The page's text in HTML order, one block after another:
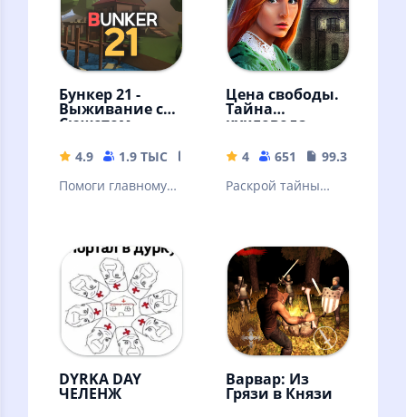
Бункер 21 -
Выживание с
Сюжетом
4.9 1.9 ТЫС
211.44 MB
Помоги главному
пройди с ним все
квесты!
Цена свободы.
Тайна
кукловода
4 651
99.3 MB
Раскрой тайны
загадочных
обитателей!
DYRKA DAY
ЧЕЛЕНЖ
Варвар: Из
Грязи в Князи